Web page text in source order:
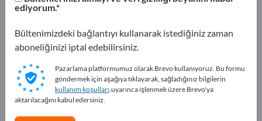
Exportpages
Zahradní potřeby
Çim traktörleri
Exportpages'te ücretsiz reklam
verin!
İhtiyaçlar – Teklifler – İkinci El Ürünler – İş İletişim
ediyorum.
Bültenimizdeki bağlantıyı kullanarak istediğiniz zaman
aboneliğinizi iptal edebilirsiniz.
Pazarlama platformumuz olarak Brevo kullanıyoruz. Bu formu
göndermek için aşağıya tıklayarak, sağladığınız bilgilerin
kullanım koşulları.uyarınca işlenmek üzere Brevo'ya
aktarılacağını kabul edersiniz.